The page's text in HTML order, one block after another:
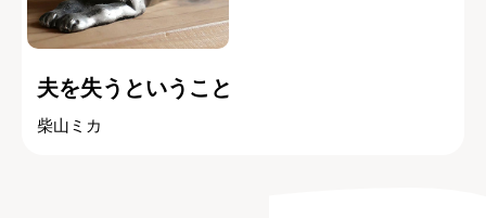
夫を失うということ
柴山ミカ